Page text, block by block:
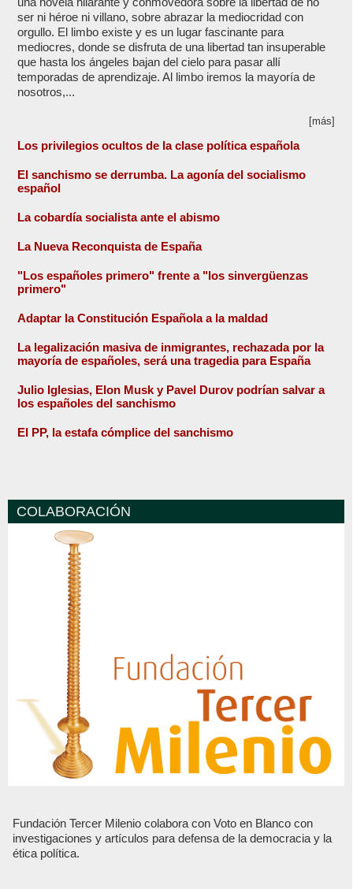
ser ni héroe ni villano, sobre abrazar la mediocridad con
orgullo. El limbo existe y es un lugar fascinante para
mediocres, donde se disfruta de una libertad tan insuperable
que hasta los ángeles bajan del cielo para pasar allí
temporadas de aprendizaje. Al limbo iremos la mayoría de
nosotros,...
[más]
Los privilegios ocultos de la clase política española
El sanchismo se derrumba. La agonía del socialismo
español
La cobardía socialista ante el abismo
La Nueva Reconquista de España
"Los españoles primero" frente a "los sinvergüenzas
primero"
Adaptar la Constitución Española a la maldad
La legalización masiva de inmigrantes, rechazada por la
mayoría de españoles, será una tragedia para España
Julio Iglesias, Elon Musk y Pavel Durov podrían salvar a
los españoles del sanchismo
El PP, la estafa cómplice del sanchismo
COLABORACIÓN
Fundación Tercer Milenio colabora con Voto en Blanco con
investigaciones y artículos para defensa de la democracia y la
ética política.